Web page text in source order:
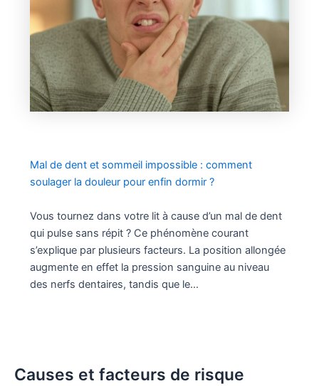
Mal de dent et sommeil impossible : comment
soulager la douleur pour enfin dormir ?
Vous tournez dans votre lit à cause d’un mal de dent
qui pulse sans répit ? Ce phénomène courant
s’explique par plusieurs facteurs. La position allongée
augmente en effet la pression sanguine au niveau
des nerfs dentaires, tandis que le…
Causes et facteurs de risque